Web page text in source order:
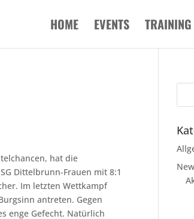
HOME EVENTS TRAINING
hat die
Dittelbrunn-Frauen mit 8:1
Im letzten Wettkampf
antreten. Gegen
enge Gefecht. Natürlich